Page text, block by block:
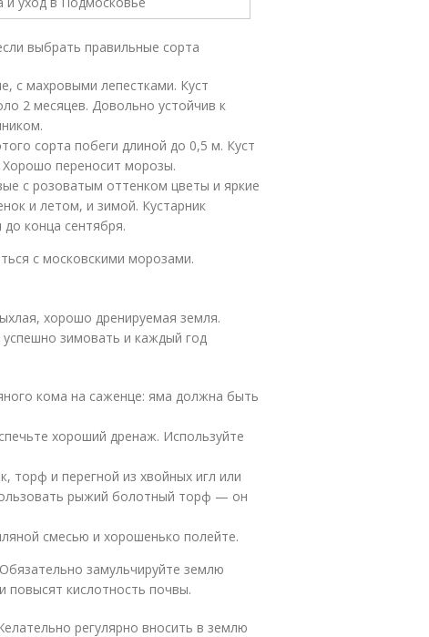
выбрать правильные сорта
с махровыми лепестками. Куст
2 месяцев. Довольно устойчив к
сорта побеги длиной до 0,5 м. Куст
переносит морозы.
с розоватым оттенком цветы и яркие
и летом, и зимой. Кустарник
конца сентября.
с московскими морозами.
хорошо дренируемая земля.
зимовать и каждый год
кома на саженце: яма должна быть
хороший дренаж. Используйте
торф и перегной из хвойных игл или
рыжий болотный торф — он
смесью и хорошенько полейте.
замульчируйте землю
кислотность почвы.
регулярно вносить в землю